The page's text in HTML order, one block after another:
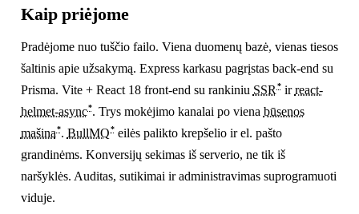
Kaip priėjome
Pradėjome nuo tuščio failo. Viena duomenų bazė, vienas tiesos
šaltinis apie užsakymą. Express karkasu pagrįstas back-end su
Prisma. Vite + React 18 front-end su rankiniu SSR *irreact-
helmet-async*. Trys mokėjimo kanalai po viena būsenos
mašina*. BullMQ*eilės palikto krepšelio ir el. pašto
grandinėms. Konversijų sekimas iš serverio, ne tik iš
naršyklės. Auditas, sutikimai ir administravimas suprogramuoti
viduje.